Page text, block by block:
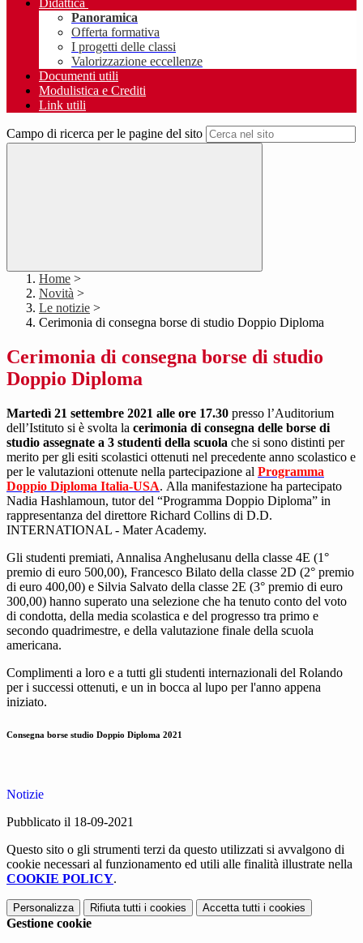
Didattica
Panoramica
Offerta formativa
I progetti delle classi
Valorizzazione eccellenze
Documenti utili
Modulistica e Crediti
Link utili
Campo di ricerca per le pagine del sito
Home >
Novità >
Le notizie >
Cerimonia di consegna borse di studio Doppio Diploma
Cerimonia di consegna borse di studio
Doppio Diploma
Martedì 21 settembre 2021 alle ore 17.30 presso l’Auditorium
dell’Istituto si è svolta la cerimonia di consegna delle borse di
studio assegnate a 3 studenti della scuola che si sono distinti per
merito per gli esiti scolastici ottenuti nel precedente anno scolastico e
per le valutazioni ottenute nella partecipazione al Programma
Doppio Diploma Italia-USA. Alla manifestazione ha partecipato
Nadia Hashlamoun, tutor del “Programma Doppio Diploma” in
rappresentanza del direttore Richard Collins di D.D.
INTERNATIONAL - Mater Academy.
Gli studenti premiati, Annalisa Anghelusanu della classe 4E (1°
premio di euro 500,00), Francesco Bilato della classe 2D (2° premio
di euro 400,00) e Silvia Salvato della classe 2E (3° premio di euro
300,00) hanno superato una selezione che ha tenuto conto del voto
di condotta, della media scolastica e del progresso tra primo e
secondo quadrimestre, e della valutazione finale della scuola
americana.
Complimenti a loro e a tutti gli studenti internazionali del Rolando
per i successi ottenuti, e un in bocca al lupo per l'anno appena
iniziato.
Consegna borse studio Doppio Diploma 2021
Notizie
Pubblicato il 18-09-2021
Questo sito o gli strumenti terzi da questo utilizzati si avvalgono di
cookie necessari al funzionamento ed utili alle finalità illustrate nella
COOKIE POLICY.
Personalizza Rifiuta tutti i cookies Accetta tutti i cookies
Gestione cookie